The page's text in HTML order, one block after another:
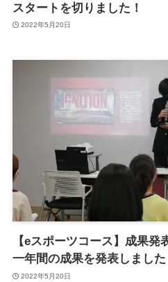
スタートを切りました！
2022年5月20日
【eスポーツコース】成果
一年間の成果を発表しました
2022年5月20日